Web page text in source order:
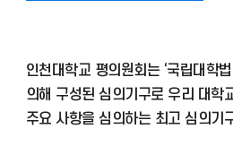
인천대학교 평의원회는 ‘국립대학
의해 구성된 심의기구로 우리 대학
주요 사항을 심의하는 최고 심의기